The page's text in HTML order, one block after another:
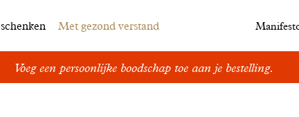
Met gezond verstand
Voeg een persoonlijke boodschap toe aan je bestelling.